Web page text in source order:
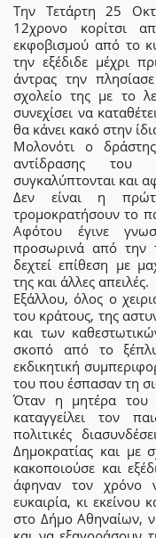
Την Τετάρτη 25
12χρονο κορίτσι
εκφοβισμού από το
την εξέδιδε μέχρι
άντρας την
σχολείο της με το
συνεχίσει να
θα κάνει κακό στην
Μολονότι ο
αντίδρασης του
συγκαλύπτονται και
Δεν είναι η
τρομοκρατήσουν το
Αφότου έγινε
προσωρινά από την
δεχτεί επίθεση με
της και άλλες απειλές.
Εξάλλου, όλος ο
του κράτους, της
και των
σκοπό από το
εκδικητική
του που έσπασαν τη
Όταν η μητέρα του
καταγγείλει τον
πολιτικές
Δημοκρατίας και με
κακοποιούσε και
άφηναν τον χρόνο
ευκαιρία, κι εκείνου
στο Δήμο Αθηναίων,